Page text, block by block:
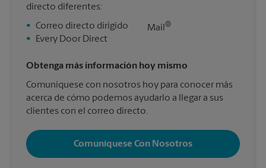
directo diferentes:
• Correo directo dirigido
•
Every Door Direct
Mail ®
Obtenga más información hoy mismo
Comuníquese con nosotros hoy para conocer más
acerca de cómo podemos ayudarlo a llegar a sus
clientes con el correo directo.
Comuníquese Con Nosotros